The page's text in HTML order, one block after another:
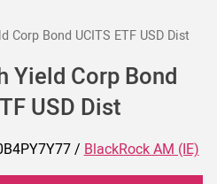
Corp Bond UCITS ETF USD Dist
Yield Corp Bond
USD Dist
/BlackRock AM (IE)